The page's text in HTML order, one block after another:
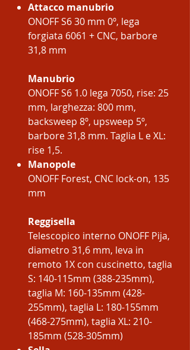
Attacco manubrio
ONOFF S6 30 mm 0º, lega
forgiata 6061 + CNC, barbore
31,8 mm
Manubrio
ONOFF S6 1.0 lega 7050, rise: 25
mm, larghezza: 800 mm,
backsweep 8º, upsweep 5º,
barbore 31,8 mm. Taglia L e XL:
rise 1,5.
Manopole
ONOFF Forest, CNC lock-on, 135
mm
Reggisella
Telescopico interno ONOFF Pija,
diametro 31,6 mm, leva in
remoto 1X con cuscinetto, taglia
S: 140-115mm (388-235mm),
taglia M: 160-135mm (428-
255mm), taglia L: 180-155mm
(468-275mm), taglia XL: 210-
185mm (528-305mm)